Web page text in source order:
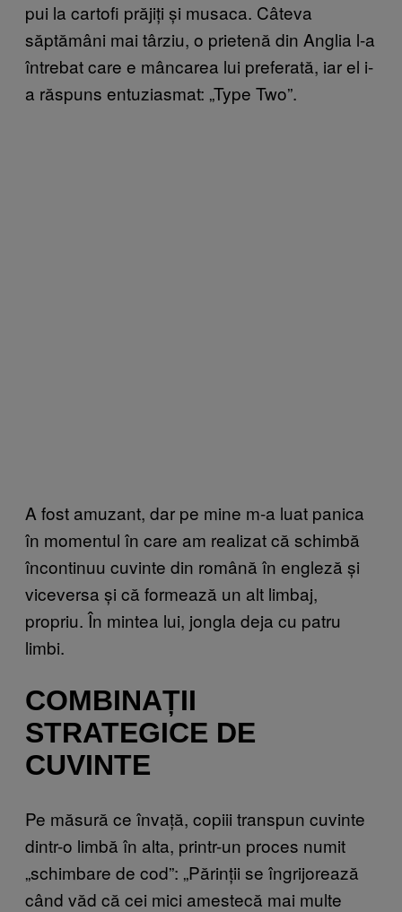
pui la cartofi prăjiți și musaca. Câteva
săptămâni mai târziu, o prietenă din Anglia l-a
întrebat care e mâncarea lui preferată, iar el i-
a răspuns entuziasmat: „Type Two”.
A fost amuzant, dar pe mine m-a luat panica
în momentul în care am realizat că schimbă
încontinuu cuvinte din română în engleză și
viceversa și că formează un alt limbaj,
propriu. În mintea lui, jongla deja cu patru
limbi.
COMBINAȚII
STRATEGICE DE
CUVINTE
Pe măsură ce învață, copiii transpun cuvinte
dintr-o limbă în alta, printr-un proces numit
„schimbare de cod”: „Părinții se îngrijorează
când văd că cei mici amestecă mai multe